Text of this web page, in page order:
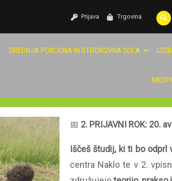
Prijava Trgovina
SREDNJA POKLICNA IN STROKOVNA ŠOLA
📅 2. PRIJAVNI ROK: 20.
Iščeš študij, ki ti bo odprl
centra Naklo te v 2.